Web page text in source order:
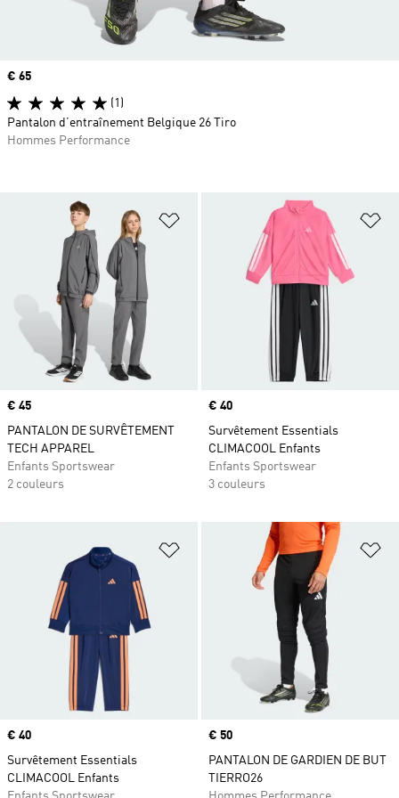
Ajouter à la Liste de produits
Prix
€ 45
PANTALON DE SURVÊTEMENT
TECH APPAREL
Enfants Sportswear
2 couleurs
Prix
€ 40
Survêtement Essentials
CLIMACOOL Enfants
Enfants Sportswear
3 couleurs
Ajouter à la Liste de produits
Prix
€ 40
Survêtement Essentials
CLIMACOOL Enfants
Prix
€ 50
PANTALON DE GARDIEN DE BUT
TIERRO26
Prix
€ 65
(1)
Pantalon d’entraînement Belgique 26 Tiro
Hommes Performance